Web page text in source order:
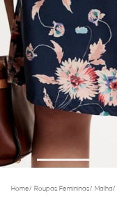
Home/ Roupas Femininas/ Malha/